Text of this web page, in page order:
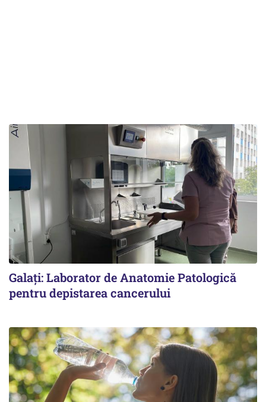
Galați: Laborator de Anatomie Patologică
pentru depistarea cancerului